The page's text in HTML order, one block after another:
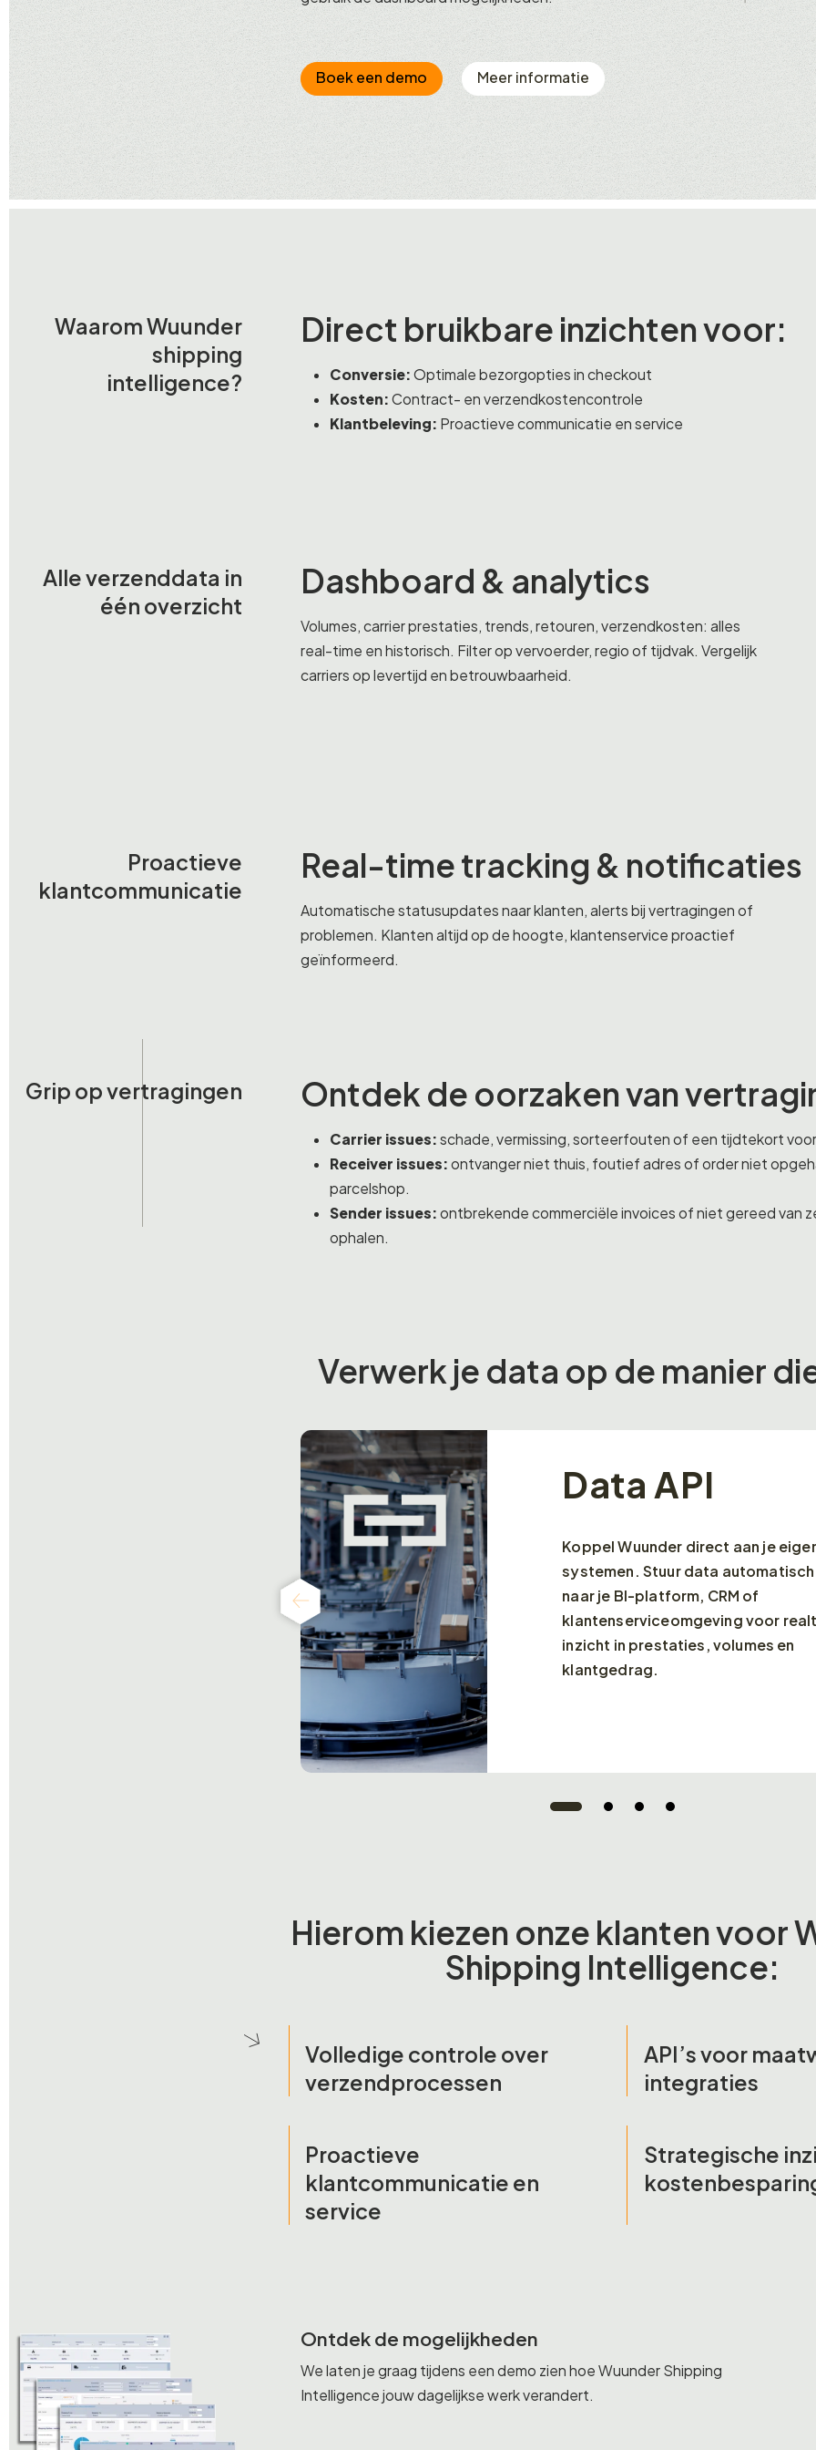
Boek een demo Meer informatie
Waarom Wuunder
shipping
intelligence?
Direct bruikbare inzichten voor:
Conversie: Optimale bezorgopties in checkout
Kosten: Contract- en verzendkostencontrole
Klantbeleving: Proactieve communicatie en service
Alle verzenddata in
één overzicht
Dashboard & analytics
Volumes, carrier prestaties, trends, retouren, verzendkosten: alles
real-time en historisch. Filter op vervoerder, regio of tijdvak. Vergelijk
carriers op levertijd en betrouwbaarheid.
Proactieve
klantcommunicatie
Real-time tracking & notificaties
Automatische statusupdates naar klanten, alerts bij vertragingen of
problemen. Klanten altijd op de hoogte, klantenservice proactief
geïnformeerd.
Grip op vertragingen Ontdek de oorzaken van
Carrier issues: schade, vermissing, sorteerfouten of een tijdtekort
Receiver issues: ontvanger niet thuis, foutief adres of order niet
parcelshop.
Sender issues: ontbrekende commerciële invoices of niet gereed van
ophalen.
Verwerk je data op de manier
Data API
Koppel Wuunder direct aan je
systemen. Stuur data
naar je BI-platform, CRM of
klantenserviceomgeving voor
inzicht in prestaties, volumes en
klantgedrag.
Hierom kiezen onze klanten voor
Shipping Intelligence:
Volledige controle over
verzendprocessen
API’s voor
integraties
Proactieve
klantcommunicatie en
service
Strategische
Ontdek de mogelijkheden
We laten je graag tijdens een demo zien hoe Wuunder Shipping
Intelligence jouw dagelijkse werk verandert.